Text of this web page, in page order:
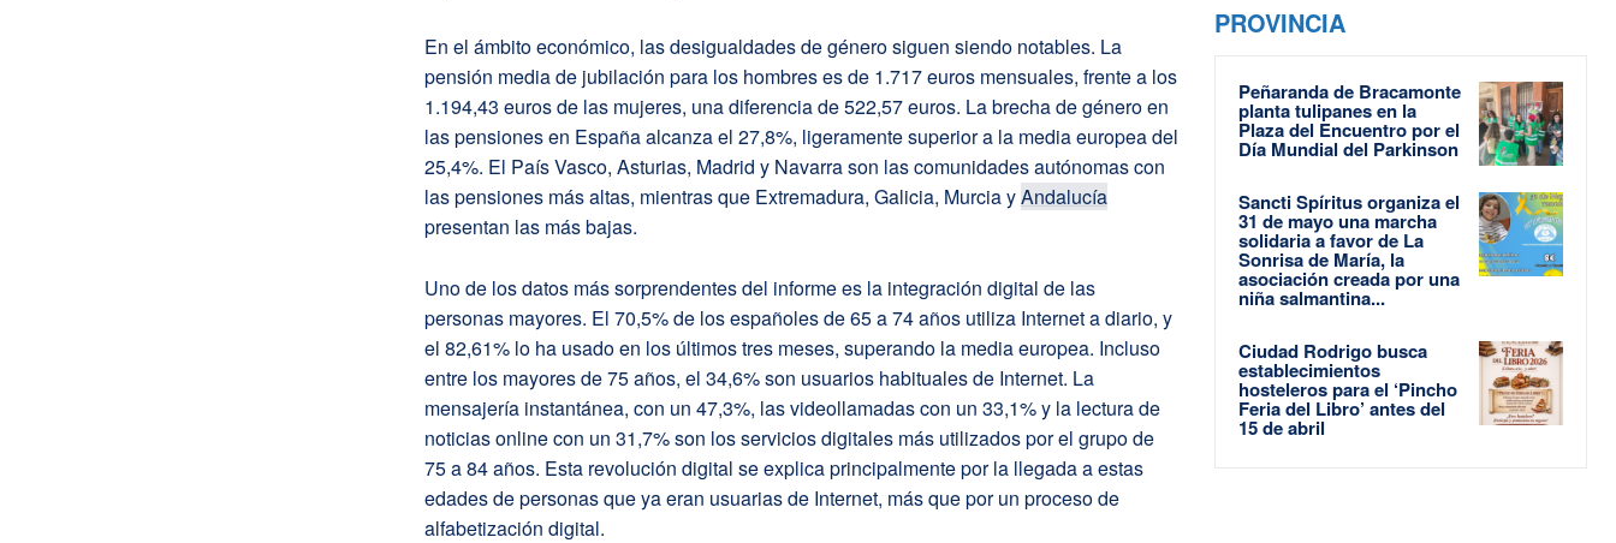
En el ámbito económico, las desigualdades de género siguen siendo notables. La
pensión media de jubilación para los hombres es de 1.717 euros mensuales, frente a los
1.194,43 euros de las mujeres, una diferencia de 522,57 euros. La brecha de género en
las pensiones en España alcanza el 27,8%, ligeramente superior a la media europea del
25,4%. El País Vasco, Asturias, Madrid y Navarra son las comunidades autónomas con
las pensiones más altas, mientras que Extremadura, Galicia, Murcia yAndalucía
presentan las más bajas.
Uno de los datos más sorprendentes del informe es la integración digital de las
personas mayores. El 70,5% de los españoles de 65 a 74 años utiliza Internet a diario, y
el 82,61% lo ha usado en los últimos tres meses, superando la media europea. Incluso
entre los mayores de 75 años, el 34,6% son usuarios habituales de Internet. La
mensajería instantánea, con un 47,3%, las videollamadas con un 33,1% y la lectura de
noticias online con un 31,7% son los servicios digitales más utilizados por el grupo de
75 a 84 años. Esta revolución digital se explica principalmente por la llegada a estas
edades de personas que ya eran usuarias de Internet, más que por un proceso de
alfabetización digital.
PROVINCIA
Peñaranda de Bracamonte
planta tulipanes en la
Plaza del Encuentro por el
Día Mundial del Parkinson
Sancti Spíritus organiza el
31 de mayo una marcha
solidaria a favor de La
Sonrisa de María, la
asociación creada por una
niña salmantina...
Ciudad Rodrigo busca
establecimientos
hosteleros para el ‘Pincho
Feria del Libro’ antes del
15 de abril